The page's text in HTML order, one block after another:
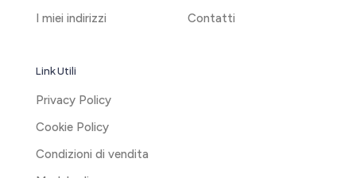
I miei indirizzi
Contatti
Link Utili
Privacy Policy
Cookie Policy
Condizioni di vendita